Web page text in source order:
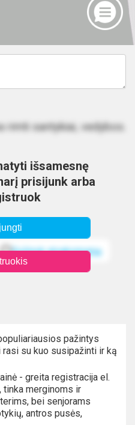
rimti santykiai, vedybos.
Sužinok atsakomumą
išsamesnę
prisijunk arba
pažintys
su kuo susipažinti ir ką
- greita registracija el.
tinka merginoms ir
bei senjorams
antros pusės,